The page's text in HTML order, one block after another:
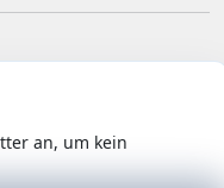
an, um kein